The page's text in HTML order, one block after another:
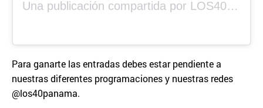
Una publicación compartida por LOS40 Panamá (@los40panama)
Para ganarte las entradas debes estar pendiente a
nuestras diferentes programaciones y nuestras redes
@los40panama.